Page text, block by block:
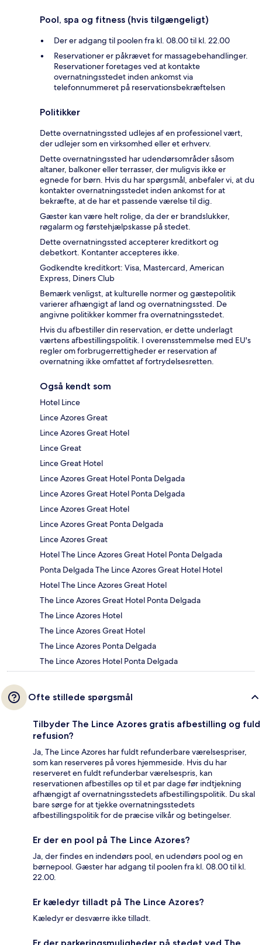
Pool, spa og fitness (hvis tilgængeligt)
Der er adgang til poolen fra kl. 08.00 til kl. 22.00
Reservationer er påkrævet for massagebehandlinger.
Reservationer foretages ved at kontakte
overnatningsstedet inden ankomst via
telefonnummeret på reservationsbekræftelsen
Politikker
Dette overnatningssted udlejes af en professionel vært,
der udlejer som en virksomhed eller et erhverv.
Dette overnatningssted har udendørsområder såsom
altaner, balkoner eller terrasser, der muligvis ikke er
egnede for børn. Hvis du har spørgsmål, anbefaler vi, at du
kontakter overnatningsstedet inden ankomst for at
bekræfte, at de har et passende værelse til dig.
Gæster kan være helt rolige, da der er brandslukker,
røgalarm og førstehjælpskasse på stedet.
Dette overnatningssted accepterer kreditkort og
debetkort. Kontanter accepteres ikke.
Godkendte kreditkort: Visa, Mastercard, American
Express, Diners Club
Bemærk venligst, at kulturelle normer og gæstepolitik
varierer afhængigt af land og overnatningssted. De
angivne politikker kommer fra overnatningsstedet.
Hvis du afbestiller din reservation, er dette underlagt
værtens afbestillingspolitik. I overensstemmelse med EU's
regler om forbrugerrettigheder er reservation af
overnatning ikke omfattet af fortrydelsesretten.
Også kendt som
Hotel Lince
Lince Azores Great
Lince Azores Great Hotel
Lince Great
Lince Great Hotel
Lince Azores Great Hotel Ponta Delgada
Lince Azores Great Hotel Ponta Delgada
Lince Azores Great Hotel
Lince Azores Great Ponta Delgada
Lince Azores Great
Hotel The Lince Azores Great Hotel Ponta Delgada
Ponta Delgada The Lince Azores Great Hotel Hotel
Hotel The Lince Azores Great Hotel
The Lince Azores Great Hotel Ponta Delgada
The Lince Azores Hotel
The Lince Azores Great Hotel
The Lince Azores Ponta Delgada
The Lince Azores Hotel Ponta Delgada
Ofte stillede spørgsmål
Tilbyder The Lince Azores gratis afbestilling og fuld
refusion?
Ja, The Lince Azores har fuldt refunderbare værelsespriser,
som kan reserveres på vores hjemmeside. Hvis du har
reserveret en fuldt refunderbar værelsespris, kan
reservationen afbestilles op til et par dage før indtjekning
afhængigt af overnatningsstedets afbestillingspolitik. Du skal
bare sørge for at tjekke overnatningsstedets
afbestillingspolitik for de præcise vilkår og betingelser.
Er der en pool på The Lince Azores?
Ja, der findes en indendørs pool, en udendørs pool og en
børnepool. Gæster har adgang til poolen fra kl. 08.00 til kl.
22.00.
Er kæledyr tilladt på The Lince Azores?
Kæledyr er desværre ikke tilladt.